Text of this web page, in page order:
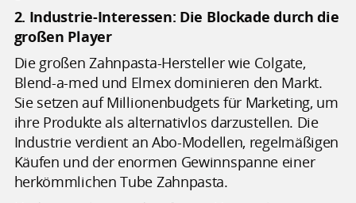
2. Industrie-Interessen: Die Blockade durch die
großen Player
Die großen Zahnpasta-Hersteller wie Colgate,
Blend-a-med und Elmex dominieren den Markt.
Sie setzen auf Millionenbudgets für Marketing, um
ihre Produkte als alternativlos darzustellen. Die
Industrie verdient an Abo-Modellen, regelmäßigen
Käufen und der enormen Gewinnspanne einer
herkömmlichen Tube Zahnpasta.